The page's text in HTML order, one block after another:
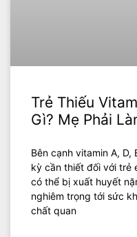
Trẻ Thiếu
Gì? Mẹ Phải
Bên cạnh vitamin A,
kỳ cần thiết đối với trẻ
có thể bị xuất huyết
nghiêm trọng tới sức
chất quan